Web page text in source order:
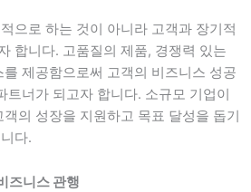
으로 하는 것이 아니라 고객과 장기적
합니다. 고품질의 제품, 경쟁력 있는
제공함으로써 고객의 비즈니스 성공
트너가 되고자 합니다. 소규모 기업이
의 성장을 지원하고 목표 달성을 돕기
다.
즈니스 관행